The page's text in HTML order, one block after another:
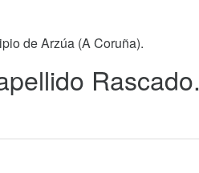
de Arzúa (A Coruña).
Rascado.